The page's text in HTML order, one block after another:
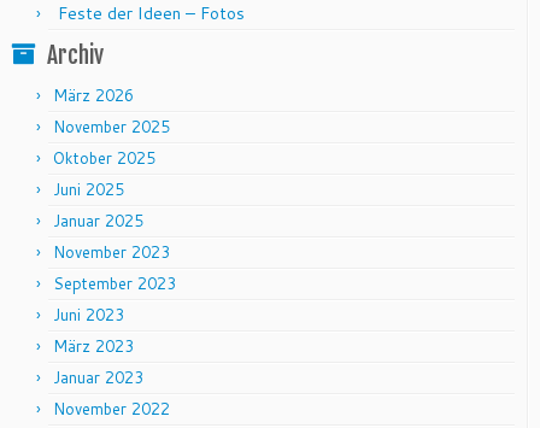
Feste der Ideen – Fotos
Archiv
März 2026
November 2025
Oktober 2025
Juni 2025
Januar 2025
November 2023
September 2023
Juni 2023
März 2023
Januar 2023
November 2022